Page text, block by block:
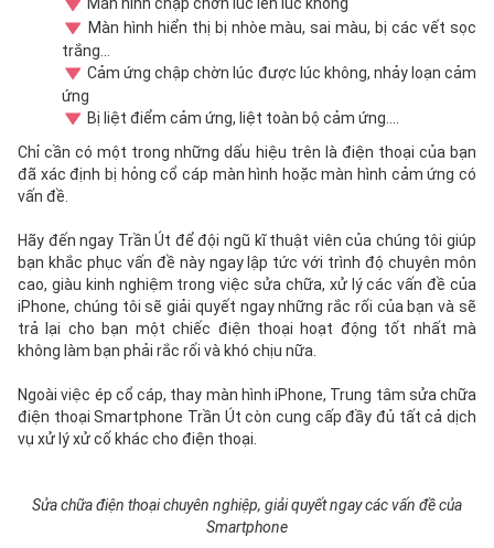
Màn hình chập chờn lúc lên lúc không
Màn hình hiển thị bị nhòe màu, sai màu, bị các vết sọc
trắng...
Cảm ứng chập chờn lúc được lúc không, nhảy loạn cảm
ứng
Bị liệt điểm cảm ứng, liệt toàn bộ cảm ứng....
Chỉ cần có một trong những dấu hiệu trên là điện thoại của bạn
đã xác định bị hỏng cổ cáp màn hình hoặc màn hình cảm ứng có
vấn đề.
Hãy đến ngay Trần Út để đội ngũ kĩ thuật viên của chúng tôi giúp
bạn khắc phục vấn đề này ngay lập tức với trình độ chuyên môn
cao, giàu kinh nghiệm trong việc sửa chữa, xử lý các vấn đề của
iPhone, chúng tôi sẽ giải quyết ngay những rắc rối của bạn và sẽ
trả lại cho bạn một chiếc điện thoại hoạt động tốt nhất mà
không làm bạn phải rắc rối và khó chịu nữa.
Ngoài việc ép cổ cáp, thay màn hình iPhone, Trung tâm sửa chữa
điện thoại Smartphone Trần Út còn cung cấp đầy đủ tất cả dịch
vụ xử lý xử cố khác cho điện thoại.
Sửa chữa điện thoại chuyên nghiệp, giải quyết ngay các vấn đề của
Smartphone